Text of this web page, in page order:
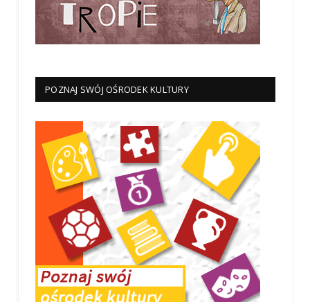
POZNAJ SWÓJ OŚRODEK KULTURY